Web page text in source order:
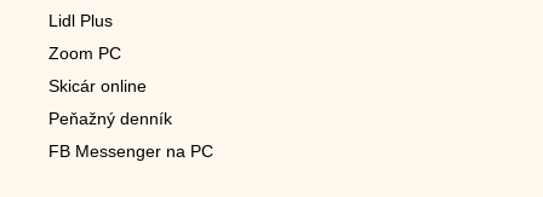
Lidl Plus
Zoom PC
Skicár online
Peňažný denník
FB Messenger na PC